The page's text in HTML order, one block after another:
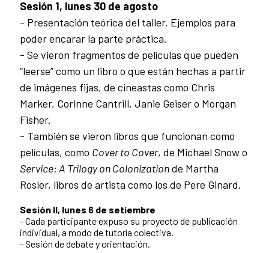
Sesión 1, lunes 30 de agosto
- Presentación teórica del taller. Ejemplos para
poder encarar la parte práctica.
- Se vieron fragmentos de películas que pueden
“leerse” como un libro o que están hechas a partir
de imágenes fijas, de cineastas como Chris
Marker, Corinne Cantrill, Janie Geiser o Morgan
Fisher.
- También se vieron libros que funcionan como
películas, como Cover to Cover, de Michael Snow o
Service: A Trilogy on Colonizationde Martha
Rosler, libros de artista como los de Pere Ginard.
Sesión II, lunes 6 de setiembre
- Cada participante expuso su proyecto de publicación
individual, a modo de tutoría colectiva.
- Sesión de debate y orientación.